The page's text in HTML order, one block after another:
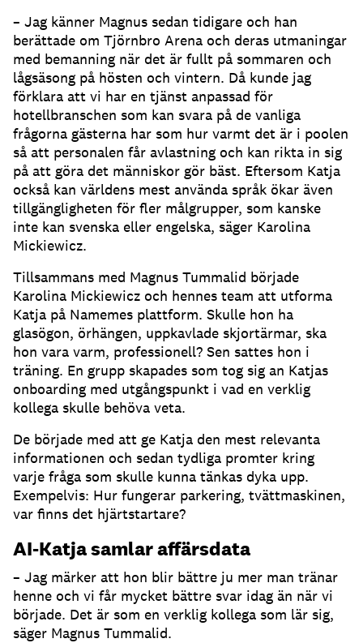
– Jag känner Magnus sedan tidigare och han
berättade om Tjörnbro Arena och deras utmaningar
med bemanning när det är fullt på sommaren och
lågsäsong på hösten och vintern. Då kunde jag
förklara att vi har en tjänst anpassad för
hotellbranschen som kan svara på de vanliga
frågorna gästerna har som hur varmt det är i poolen
så att personalen får avlastning och kan rikta in sig
på att göra det människor gör bäst. Eftersom Katja
också kan världens mest använda språk ökar även
tillgängligheten för fler målgrupper, som kanske
inte kan svenska eller engelska, säger Karolina
Mickiewicz.
Tillsammans med Magnus Tummalid började
Karolina Mickiewicz och hennes team att utforma
Katja på Namemes plattform. Skulle hon ha
glasögon, örhängen, uppkavlade skjortärmar, ska
hon vara varm, professionell? Sen sattes hon i
träning. En grupp skapades som tog sig an Katjas
onboarding med utgångspunkt i vad en verklig
kollega skulle behöva veta.
De började med att ge Katja den mest relevanta
informationen och sedan tydliga promter kring
varje fråga som skulle kunna tänkas dyka upp.
Exempelvis: Hur fungerar parkering, tvättmaskinen,
var finns det hjärtstartare?
AI-Katja samlar affärsdata
– Jag märker att hon blir bättre ju mer man tränar
henne och vi får mycket bättre svar idag än när vi
började. Det är som en verklig kollega som lär sig,
säger Magnus Tummalid.